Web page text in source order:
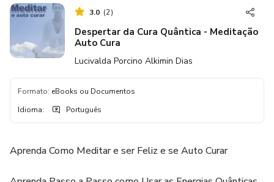
3.0 (2)
Despertar da Cura Quântica - Meditação
Auto Cura
Lucivalda Porcino Alkimin Dias
Formato: eBooks ou Documentos
Idioma: Português
Aprenda Como Meditar e ser Feliz e se Auto Curar